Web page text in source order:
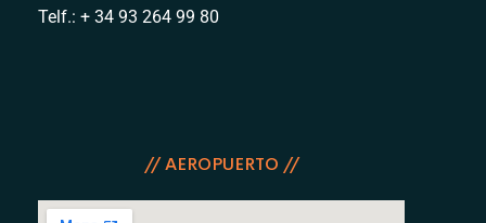
Telf.: + 34 93 264 99 80
// AEROPUERTO //